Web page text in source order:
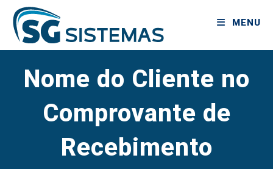
MENU
Nome do Cliente no
Comprovante de
Recebimento